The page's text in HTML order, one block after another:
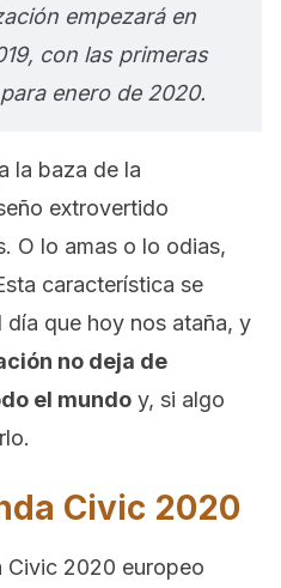
empezará en
con las primeras
enero de 2020.
la baza de la
extrovertido
O lo amas o lo odias,
característica se
día que hoy nos ataña, y
no deja de
el mundo y, si algo
Civic 2020
Civic 2020 europeo